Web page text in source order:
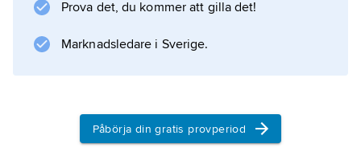
Prova det, du kommer att gilla det!
Marknadsledare i Sverige.
Påbörja din gratis provperiod